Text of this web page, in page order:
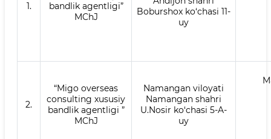
1.
bandlik agentligi”
MChJ
Boburshox ko‘chasi 11-
uy
2.
“Migo overseas
consulting xususiy
bandlik agentligi ”
MChJ
Namangan viloyati
Namangan shahri
U.Nosir ko‘chasi 5-A-
uy